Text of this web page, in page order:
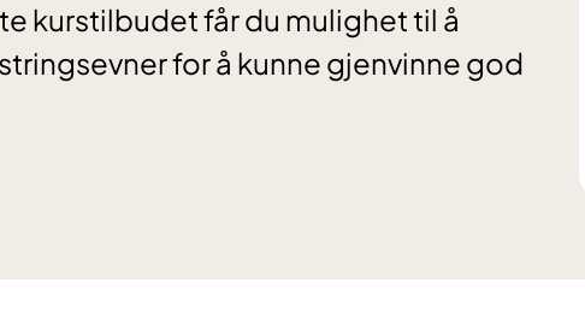
kurstilbudet får du mulighet til å
for å kunne gjenvinne god